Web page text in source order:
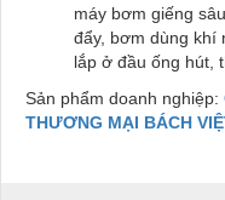
máy bơm giếng
đẩy, bơm dùng khí
lắp ở đầu ống hút,
Sản phẩm doanh nghiệp:
THƯƠNG MẠI BÁCH